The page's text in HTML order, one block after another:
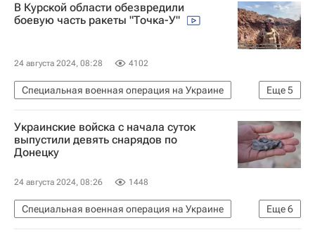
В Курской области обезвредили
боевую часть ракеты "Точка-У"
24 августа 2024, 08:28 4102
Еще5
Специальная военная операция на Украине
Россия
Курская область
МЧС России (Министерство РФ по делам гражданской обороны, чрезвычайным ситуациям и ликвидации последствий стихийных бедствий)
Вооруженные силы Украины
Украинские войска с начала суток
выпустили девять снарядов по
Донецку
24 августа 2024, 08:26 1448
Еще6
Специальная военная операция на Украине
Донецк
Донецкая Народная Республика